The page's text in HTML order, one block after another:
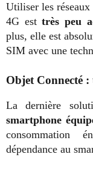
Utiliser les réseaux
4G esttrès peu
plus, elle est
SIM avec une
Objet Connecté
La dernière
smartphone
consommation
dépendance au